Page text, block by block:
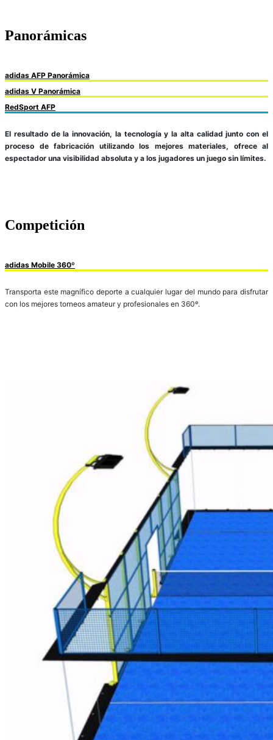
Panorámicas
adidas AFP Panorámica
adidas V Panorámica
RedSport AFP
El resultado de la innovación, la tecnología y la alta calidad junto con el
proceso de fabricación utilizando los mejores materiales, ofrece al
espectador una visibilidad absoluta y a los jugadores un juego sin límites.
Competición
adidas Mobile 360º
Transporta este magnífico deporte a cualquier lugar del mundo para disfrutar
con los mejores torneos amateur y profesionales en 360º.